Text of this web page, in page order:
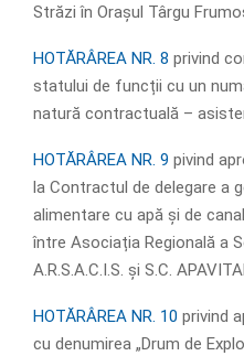
Străzi în Orașul Târgu
HOTĂRÂREA NR. 8 privind
statului de funcții cu un
natură contractuală –
HOTĂRÂREA NR. 9 pivind
la Contractul de delegare a
alimentare cu apă și de
între Asociația Regională a
A.R.S.A.C.I.S. și S.C.
HOTĂRÂREA NR. 10 privind
cu denumirea „Drum de